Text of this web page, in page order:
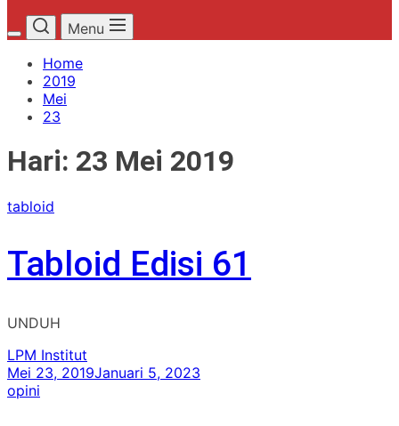
Menu
Home
2019
Mei
23
Hari: 23 Mei 2019
tabloid
Tabloid Edisi 61
UNDUH
LPM Institut
Mei 23, 2019Januari 5, 2023
opini